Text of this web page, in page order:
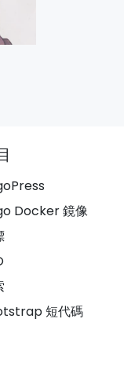
Docker 鏡像
短代碼